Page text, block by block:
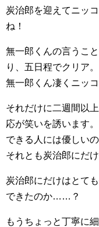
炭治郎を迎えてニッ
ね！
無一郎くんの言うこ
り、五日程でクリア。
無一郎くん凄くニッ
それだけに二週間以
応が笑いを誘います。
できる人には優しい
それとも炭治郎にだ
炭治郎にだけはとて
できたのか……？
もうちょっと丁寧に